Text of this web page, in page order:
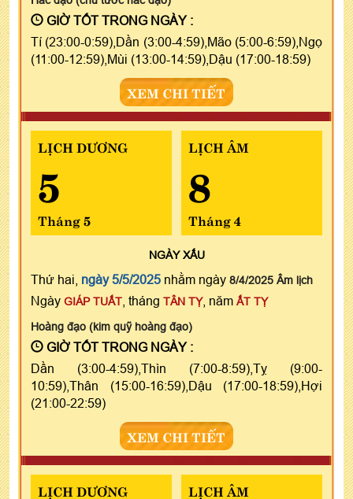
GIỜ TỐT TRONG NGÀY :
Tí (23:00-0:59),Dần (3:00-4:59),Mão (5:00-6:59),Ngọ
(11:00-12:59),Mùi (13:00-14:59),Dậu (17:00-18:59)
XEM CHI TIẾT
LỊCH DƯƠNG
5
Tháng 5
LỊCH ÂM
8
Tháng 4
NGÀYXẤU
Thứ hai, ngày 5/5/2025 nhằm ngày 8/4/2025 Âm lịch
Ngày GIÁP TUẤT , tháng TÂN TỴ, năm ẤT TỴ
Hoàng đạo (kim quỹ hoàng đạo)
GIỜ TỐT TRONG NGÀY :
Dần (3:00-4:59),Thìn (7:00-8:59),Tỵ (9:00-
10:59),Thân (15:00-16:59),Dậu (17:00-18:59),Hợi
(21:00-22:59)
XEM CHI TIẾT
LỊCH DƯƠNG LỊCH ÂM